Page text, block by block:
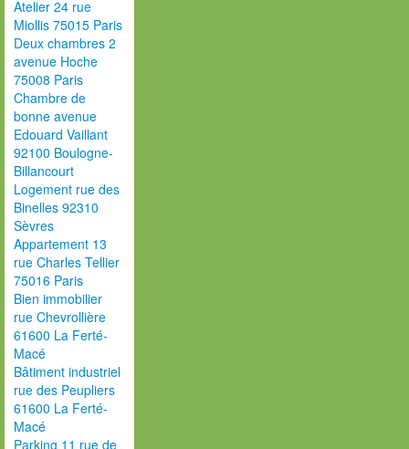
Atelier 24 rue
Miollis 75015 Paris
Deux chambres 2
avenue Hoche
75008 Paris
Chambre de
bonne avenue
Edouard Vaillant
92100 Boulogne-
Billancourt
Logement rue des
Binelles 92310
Sèvres
Appartement 13
rue Charles Tellier
75016 Paris
Bien immobilier
rue Chevrollière
61600 La Ferté-
Macé
Bâtiment industriel
rue des Peupliers
61600 La Ferté-
Macé
Parking 11 rue de